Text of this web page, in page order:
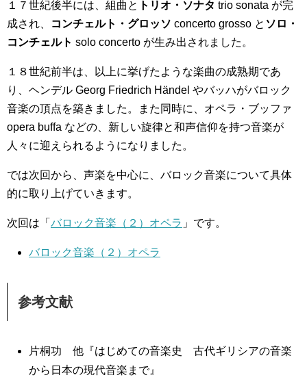
１７世紀後半には、組曲と トリオ・ソナタ trio sonata が完
成され、
コンチェルト・グロッソ concerto grosso と ソロ・
コンチェルト solo concerto が生み出されました。
１８世紀前半は、以上に挙げたような楽曲の成熟期であ
り、ヘンデル Georg Friedrich Händel やバッハがバロック
音楽の頂点を築きました。また同時に、オペラ・ブッファ
opera buffa などの、新しい旋律と和声信仰を持つ音楽が
人々に迎えられるようになりました。
では次回から、声楽を中心に、バロック音楽について具体
的に取り上げていきます。
次回は「 バロック音楽（２）オペラ 」です。
バロック音楽（２）オペラ
参考文献
片桐功 他『はじめての音楽史 古代ギリシアの音楽
から日本の現代音楽まで』